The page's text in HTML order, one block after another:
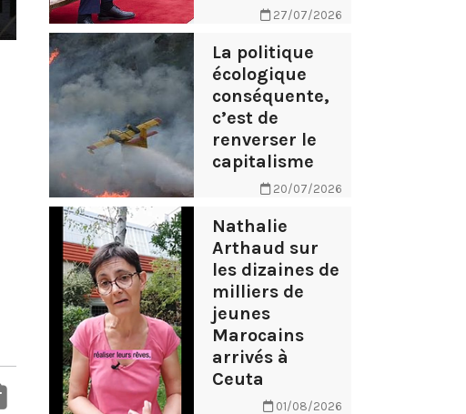
27/07/2026
La politique
écologique
conséquente,
c’est de
renverser le
capitalisme
20/07/2026
Nathalie
Arthaud sur
les dizaines de
milliers de
jeunes
Marocains
arrivés à
Ceuta
01/08/2026